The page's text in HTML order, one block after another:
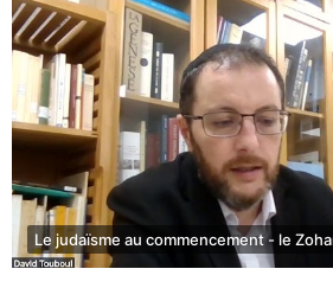
Le judaïsme au commencement - le